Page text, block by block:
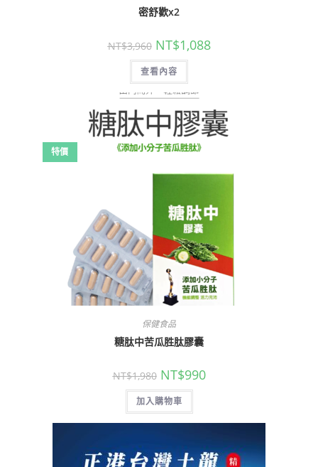
密舒歡x2
NT$3,960 NT$1,088
查看內容
特價
保健食品
糖肽中苦瓜胜肽膠囊
NT$1,980 NT$990
加入購物車